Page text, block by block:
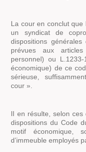
La cour en conclut
un syndicat de
dispositions
prévues aux
personnel) ou
économique) de ce
sérieuse,
cour ».
Il en résulte, selon ces
dispositions du Code
motif économique,
d’immeuble employés